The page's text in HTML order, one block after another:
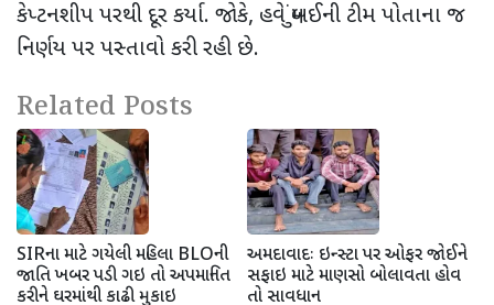
કેપ્ટનશીપ પરથી દૂર કર્યા. જોકે, હવે મુંબઈની ટીમ પોતાના જ
નિર્ણય પર પસ્તાવો કરી રહી છે.
Related Posts
SIRના માટે ગયેલી મહિલા BLOની
જાતિ ખબર પડી ગઇ તો અપમાનિત
કરીને ઘરમાંથી કાઢી મુકાઇ
અમદાવાદઃ ઇન્સ્ટા પર ઓફર જોઈને
સફાઇ માટે માણસો બોલાવતા હોવ
તો સાવધાન